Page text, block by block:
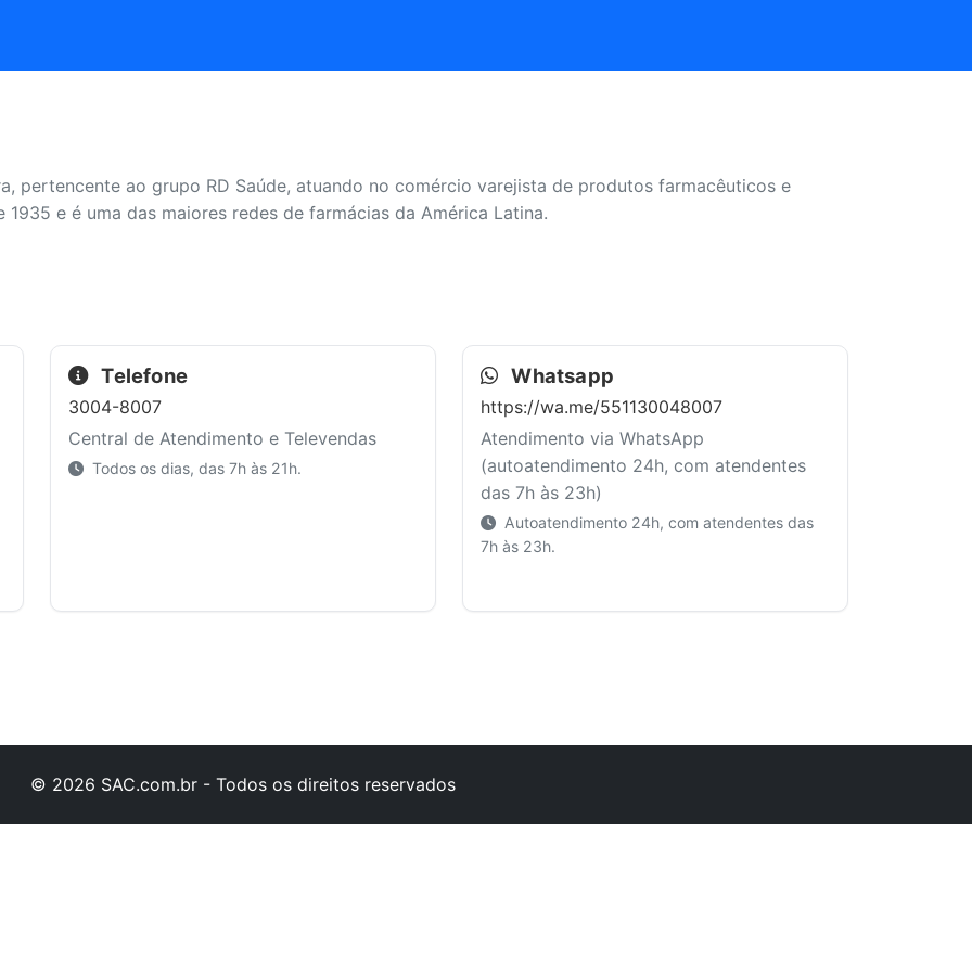
pertencente ao grupo RD Saúde, atuando no comércio varejista de produtos farmacêuticos e
e é uma das maiores redes de farmácias da América Latina.
Telefone
3004-8007
Central de Atendimento e Televendas
Todos os dias, das 7h às 21h.
Whatsapp
https://wa.me/551130048007
Atendimento via WhatsApp
(autoatendimento 24h, com atendentes
das 7h às 23h)
Autoatendimento 24h, com atendentes das
7h às 23h.
© 2026 SAC.com.br - Todos os direitos reservados